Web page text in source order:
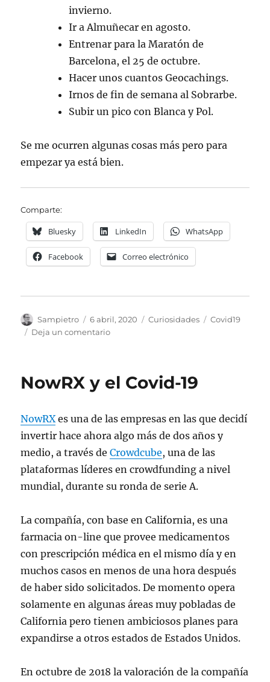
invierno.
Ir a Almuñecar en agosto.
Entrenar para la Maratón de
Barcelona, el 25 de octubre.
Hacer unos cuantos Geocachings.
Irnos de fin de semana al Sobrarbe.
Subir un pico con Blanca y Pol.
Se me ocurren algunas cosas más pero para
empezar ya está bien.
Comparte:
Bluesky LinkedIn WhatsApp
Facebook Correo electrónico
Autor
Sampietro
Publicado
el
6 abril, 2020 Categorías
Curiosidades Etiquetas
Covid19
Deja un comentarioen
del
NowRX y el Covid-19
NowRXes una de las empresas en las que decidí
invertir hace ahora algo más de dos años y
medio, a través deCrowdcube, una de las
plataformas líderes en crowdfunding a nivel
mundial, durante su ronda de serie A.
La compañía, con base en California, es una
farmacia on-line que provee medicamentos
con prescripción médica en el mismo día y en
muchos casos en menos de una hora después
de haber sido solicitados. De momento opera
solamente en algunas áreas muy pobladas de
California pero tienen ambiciosos planes para
expandirse a otros estados de Estados Unidos.
En octubre de 2018 la valoración de la compañía